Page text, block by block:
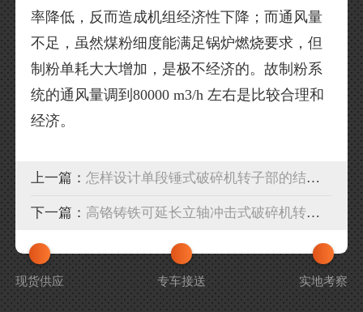
率降低，反而造成机组经济性下降；而通风量
不足，虽然煤粉细度能满足锅炉燃烧要求，但
制粉单耗大大增加，是极不经济的。故制粉系
统的通风量调到80000 m3/h 左右是比较合理和
经济。
上一篇：怎样设计单段锤式破碎机转子部的结构？
下一篇： 高铬铸铁可延长立轴冲击式破碎机转子的使用寿命
现货供应 专车接送 实地考察